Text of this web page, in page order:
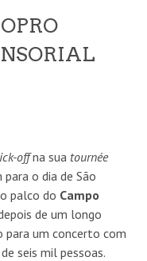
offna sua tournée
o dia de São
palco do Campo
de um longo
para um concerto com
seis mil pessoas.